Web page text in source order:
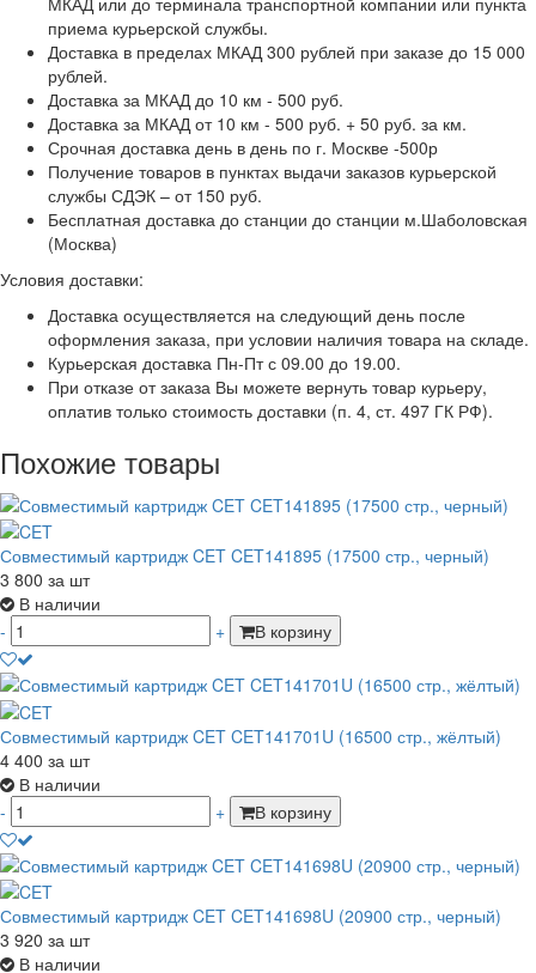
приема курьерской службы.
Доставка в пределах МКАД 300 рублей при заказе до 15 000
рублей.
Доставка за МКАД до 10 км - 500 руб.
Доставка за МКАД от 10 км - 500 руб. + 50 руб. за км.
Срочная доставка день в день по г. Москве -500р
Получение товаров в пунктах выдачи заказов курьерской
службы СДЭК – от 150 руб.
Бесплатная доставка до станции до станции м.Шаболовская
(Москва)
Условия доставки:
Доставка осуществляется на следующий день после
оформления заказа, при условии наличия товара на складе.
Курьерская доставка Пн-Пт с 09.00 до 19.00.
При отказе от заказа Вы можете вернуть товар курьеру,
оплатив только стоимость доставки (п. 4, ст. 497 ГК РФ).
Похожие товары
Совместимый картридж CET CET141895 (17500 стр., черный)
3 800 за шт
В наличии
-
+ В корзину
Совместимый картридж CET CET141701U (16500 стр., жёлтый)
4 400 за шт
В наличии
-
+ В корзину
Совместимый картридж CET CET141698U (20900 стр., черный)
3 920 за шт
В наличии